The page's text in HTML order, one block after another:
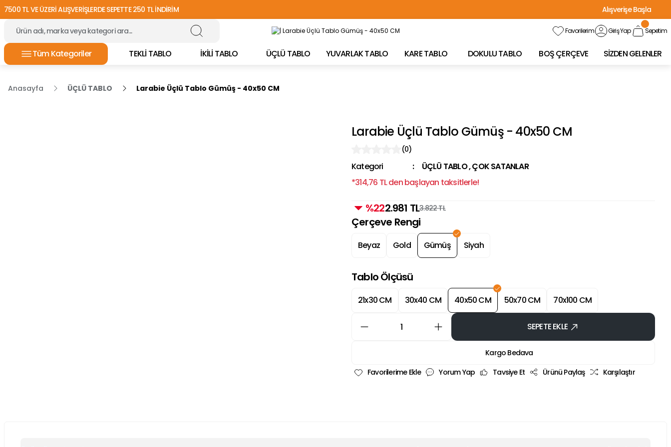
7500 TL VE ÜZERİ ALIŞVERİŞLERDE SEPETTE 250 TL İNDİRİM
Alışverişe Başla
TÜRKİYE'NİN HER YERİNE ÜCRETSİZ KARGO!
Favorilerim Giriş Yap Sepetim
Tüm Kategoriler TEKLİ TABLO İKİLİ TABLO ÜÇLÜ TABLO YUVARLAK TABLO KARE TABLO DOKULU TABLO BOŞ ÇERÇEVE SİZDEN GELENLER
Anasayfa ÜÇLÜ TABLO Larabie Üçlü Tablo Gümüş - 40x50 CM
Larabie Üçlü Tablo Gümüş - 40x50 CM
(0)
Kategori ÜÇLÜ TABLO,ÇOK SATANLAR
*314,76 TL den başlayan taksitlerle!
%222.981 TL3.822 TL
Çerçeve Rengi
Beyaz Gold Gümüş Siyah
Tablo Ölçüsü
21x30 CM 30x40 CM 40x50 CM 50x70 CM 70x100 CM
SEPETE EKLE
Kargo Bedava
Yorum Yap
Tavsiye Et Ürünü Paylaş Karşılaştır